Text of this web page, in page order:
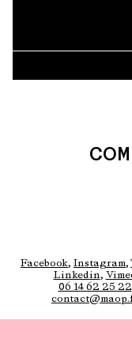
Facebook, Instagram,
Linkedin,
06 14 62 25 22